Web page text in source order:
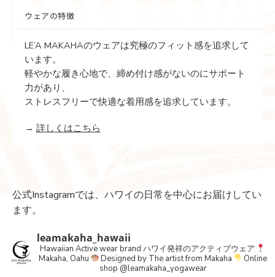
ウェアの特徴
LE’A MAKAHAのウェアは究極のフィット感を追求して
います。
軽やかな履き心地で、締め付け感がないのにサポート
力があり、
ストレスフリーで快適な着用感を追求しています。
→ 詳しくはこちら
公式Instagramでは、ハワイの日常を中心にお届けしてい
ます。
leamakaha_hawaii
Hawaiian Active wear brand ハワイ発祥のアクティブウェア
Makaha, Oahu
Designed by The artist from Makaha
Online
shop @leamakaha_yogawear